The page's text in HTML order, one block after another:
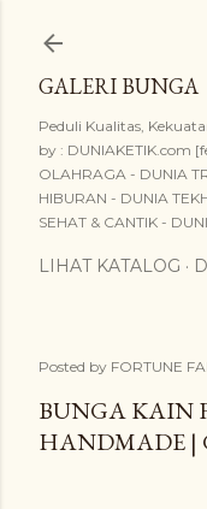
GALERI BUNGA
Peduli Kualitas,
by : DUNIAKETIK.com
OLAHRAGA - DUNIA
HIBURAN - DUNIA
SEHAT & CANTIK -
LIHAT KATALOG
Posted by FORTUNE
BUNGA KAIN
HANDMADE |